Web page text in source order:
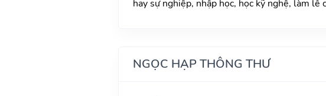
hay sự nghiệp, nhập học, học kỹ nghệ, làm
NGỌC HẠP THÔNG THƯ